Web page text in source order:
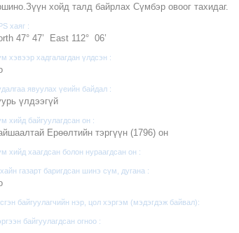
хойд талд байрлах Сүмбэр овоог тахидаг.
хаяг :
47° 47’ East 112° 06’
хэвээр хадгалагдан үлдсэн :
явуулах үеийн байдал :
үлдээгүй
хийд байгуулагдсан он :
Ерөөлтийн тэргүүн (1796) он
хийд хаагдсан болон нураагдсан он :
газарт баригдсан шинэ сүм, дугана :
байгуулагчийн нэр, цол хэргэм (мэдэгдэж байвал):
байгуулагдсан огноо :